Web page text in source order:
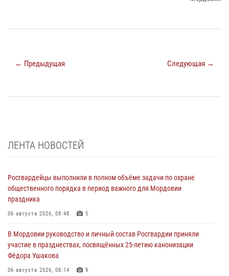
← Предыдущая Следующая →
ЛЕНТА НОВОСТЕЙ
Росгвардейцы выполнили в полном объёме задачи по охране
общественного порядка в период важного для Мордовии
праздника
06 августа 2026, 08:48 5
В Мордовии руководство и личный состав Росгвардии приняли
участие в празднествах, посвящённых 25-летию канонизации
Фёдора Ушакова
06 августа 2026, 08:14 9